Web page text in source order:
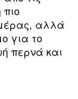
αλλά
για το
περνά και